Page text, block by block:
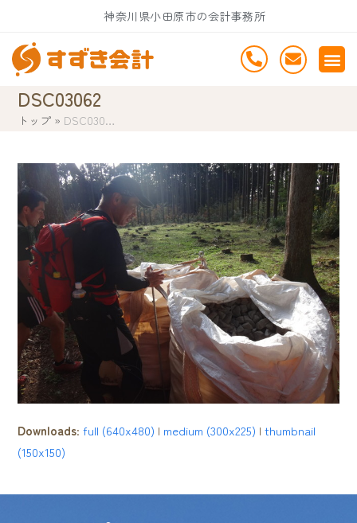
content
神奈川県小田原市の会計事務所
DSC03062
トップ » DSC030…
Downloads:full (640x480) | medium (300x225) |thumbnail
(150x150)